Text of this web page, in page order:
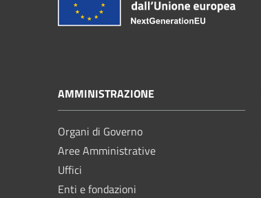
AMMINISTRAZIONE
Organi di Governo
Aree Amministrative
Uffici
Enti e fondazioni